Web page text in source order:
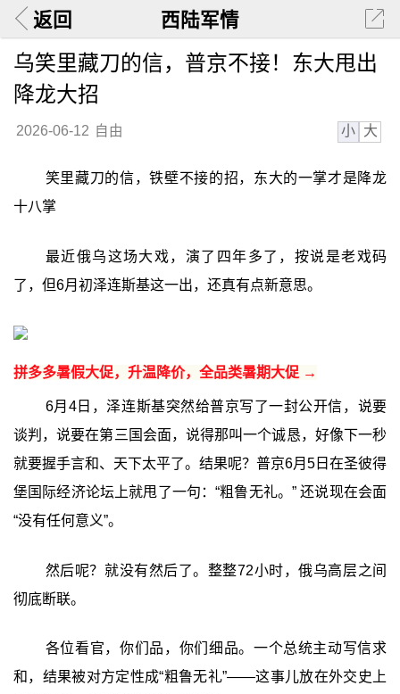
返回 西陆军情
乌笑里藏刀的信，普京不接！东大甩出
降龙大招
2026-06-12 自由 小 大
笑里藏刀的信，铁壁不接的招，东大的一掌才是降龙
十八掌
最近俄乌这场大戏，演了四年多了，按说是老戏码
了，但6月初泽连斯基这一出，还真有点新意思。
拼多多暑假大促，升温降价，全品类暑期大促 →
6月4日，泽连斯基突然给普京写了一封公开信，说要
谈判，说要在第三国会面，说得那叫一个诚恳，好像下一秒
就要握手言和、天下太平了。结果呢？普京6月5日在圣彼得
堡国际经济论坛上就甩了一句：‍“粗鲁无礼。”‍ 还说现在会面
“没有任何意义”。
然后呢？就没有然后了。整整72小时，俄乌高层之间
彻底断联。
各位看官，你们品，你们细品。一个总统主动写信求
和，结果被对方定性成“粗鲁无礼”——这事儿放在外交史上